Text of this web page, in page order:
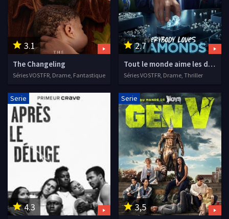
3.1
The Changeling
Séries VOSTFR, Drame, Fantastique
2.7
Tout le monde aime les diamants
Séries VOSTFR, Drame, Thriller
4.3
Serie
3,5
Serie